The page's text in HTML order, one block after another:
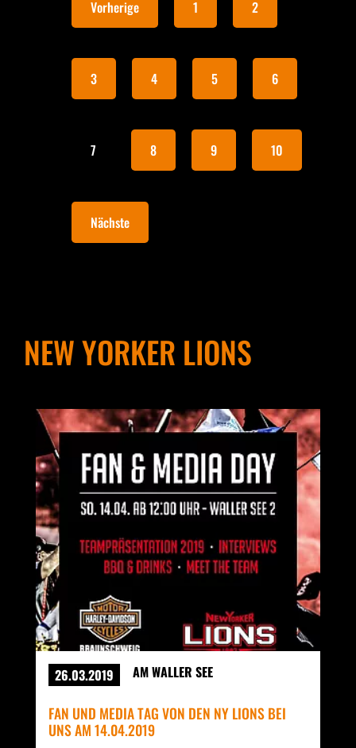
Vorherige 1 2
3 4 5 6
7 8 9 10
Nächste
NEW YORKER LIONS
26.03.2019 AM WALLER SEE
FAN UND MEDIA TAG VON DEN NY LIONS BEI
UNS AM 14.04.2019